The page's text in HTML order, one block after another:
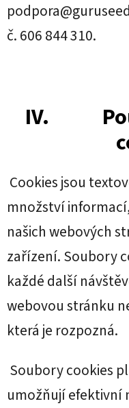
č. 606 844 310.
IV.
Cookies jsou
množství
našich webových
zařízení. Soubory
každé další
webovou stránku
která je rozpozná.
Soubory cookies
umožňují efektivní